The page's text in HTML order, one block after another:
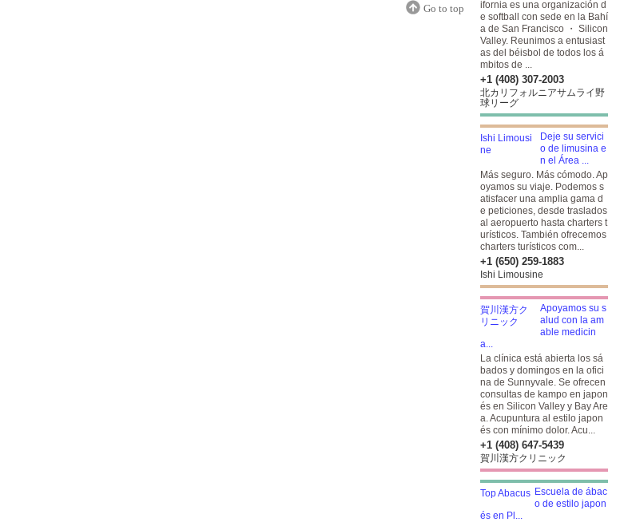
Go to top
ifornia es una organización d
e softball con sede en la Bahí
a de San Francisco ・ Silicon
Valley. Reunimos a entusiast
as del béisbol de todos los á
mbitos de ...
+1 (408) 307-2003
北カリフォルニアサムライ野
球リーグ
Deje su servici
o de limusina e
n el Área ...
Más seguro. Más cómodo. Ap
oyamos su viaje. Podemos s
atisfacer una amplia gama d
e peticiones, desde traslados
al aeropuerto hasta charters t
urísticos. También ofrecemos
charters turísticos com...
+1 (650) 259-1883
Ishi Limousine
Apoyamos su s
alud con la am
able medicin
a...
La clínica está abierta los sá
bados y domingos en la ofici
na de Sunnyvale. Se ofrecen
consultas de kampo en japon
és en Silicon Valley y Bay Are
a. Acupuntura al estilo japon
és con mínimo dolor. Acu...
+1 (408) 647-5439
賀川漢方クリニック
Escuela de ábac
o de estilo japon
és en Pl...